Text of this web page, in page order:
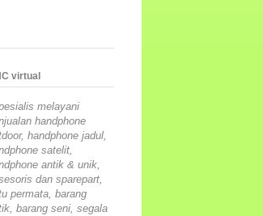
virtual
melayani
handphone
handphone jadul,
satelit,
antik & unik,
dan sparepart,
permata, barang
barang seni, segala